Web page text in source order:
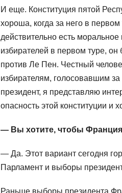
И еще. Конституция пятой
хороша, когда за него в
действительно есть
избирателей в первом туре,
против Ле Пен. Честный
избирателям, голосовавшим за
президент, я представляю
опасность этой конституции и
— Вы хотите, чтобы Франция
— Да. Этот вариант сегодня
Парламент и выборы